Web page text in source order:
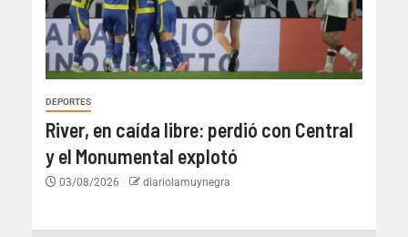
DEPORTES
River, en caída libre: perdió con Central
y el Monumental explotó
03/08/2026 diariolamuynegra